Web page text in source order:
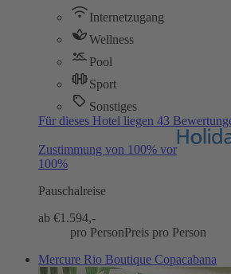
Internetzugang
Wellness
Pool
Sport
Sonstiges
Für dieses Hotel liegen 43
Zustimmung von 100% vor
100%
Pauschalreise
ab €1.594,-
pro PersonPreis pro Person
Mercure Rio Boutique Copacabana